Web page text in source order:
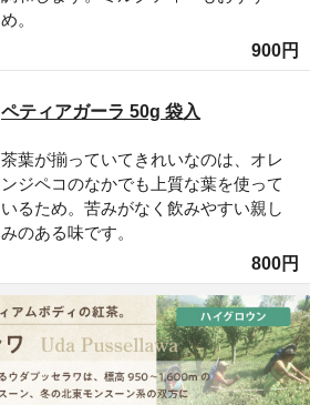
め。
900円
ペティアガーラ 50g 袋入
茶葉が揃っていてきれいなのは、オレ
ンジペコのなかでも上質な葉を使って
いるため。苦みがなく飲みやすい親し
みのある味です。
800円